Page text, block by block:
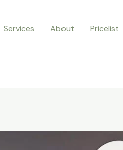
Services About Pricelist